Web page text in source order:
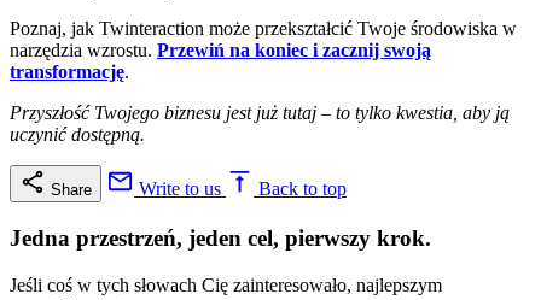
Poznaj, jak Twinteraction może przekształcić Twoje środowiska w
narzędzia wzrostu. Przewiń na koniec i zacznij swoją
transformację.
Przyszłość Twojego biznesu jest już tutaj – to tylko kwestia, aby ją
uczynić dostępną.
Share Write to us Back to top
Jedna przestrzeń, jeden cel, pierwszy krok.
Jeśli coś w tych słowach Cię zainteresowało, najlepszym